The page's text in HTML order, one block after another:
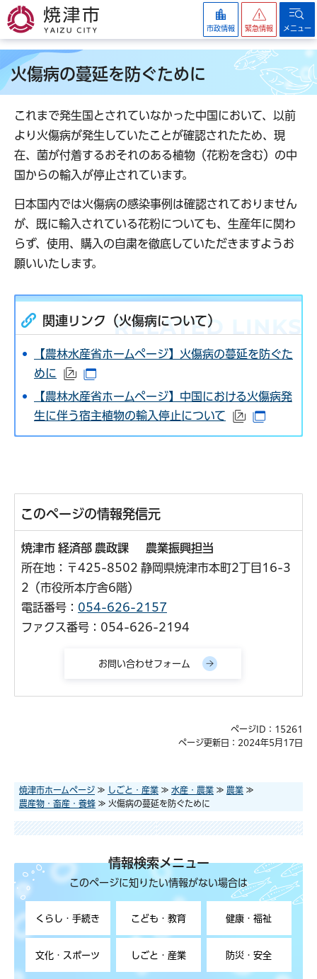
焼津市
市政情報 緊急情報 メニュー
火傷病の蔓延を防ぐために
これまで発生国とされていなかった中国において、以前
より火傷病が発生していたことが確認されたため、現
在、菌が付着するおそれのある植物（花粉を含む）の中
国からの輸入が停止されています。
日本国内では火傷病の感染事例は確認されておりません
が、既に輸入されている花粉についても、生産年に関わ
らず、使用、購入の自粛を徹底していただきますようお
願いいたします。
関連リンク（火傷病について）
【農林水産省ホームページ】火傷病の蔓延を防ぐた
めに
（外部サイトへリンク）
【農林水産省ホームページ】中国における火傷病発
生に伴う宿主植物の輸入停止について
（外部サイ
このページの情報発信元
焼津市 経済部 農政課 農業振興担当
所在地：〒425-8502 静岡県焼津市本町2丁目16-3
2（市役所本庁舎6階）
電話番号： 054-626-2157
ファクス番号：054-626-2194
ページID：15261
ページ更新日：2024年5月17日
焼津市ホームページ ≫ しごと・産業 ≫ 水産・農業 ≫ 農業 ≫
農産物・畜産・養蜂 ≫ 火傷病の蔓延を防ぐために
情報検索メニュー
このページに知りたい情報がない場合は
くらし・手続き こども・教育 健康・福祉
文化・スポーツ しごと・産業 防災・安全